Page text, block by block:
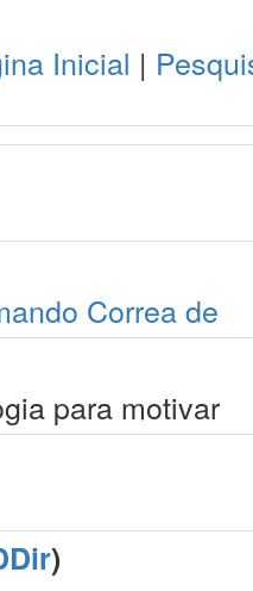
Inicial |
Correa de
para motivar
)